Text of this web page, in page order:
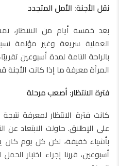
نقل الأجنة: الأمل المتجدد
بعد خمسة أيام من الانتظار،
العملية سريعة وغير مؤلمة
بالراحة التامة لمدة أسبوعين
المرأة معرفة ما إذا كانت الأجنة
فترة الانتظار: أصعب مرحلة
كانت فترة الانتظار لمعرفة
على الإطلاق. حاولت الابتعاد عن
بأشياء خفيفة، لكن كل يوم كان
أسبوعين، قررنا إجراء اختبار